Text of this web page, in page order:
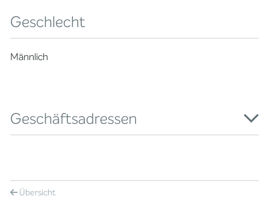
Geschlecht
Männlich
Geschäftsadressen
Übersicht